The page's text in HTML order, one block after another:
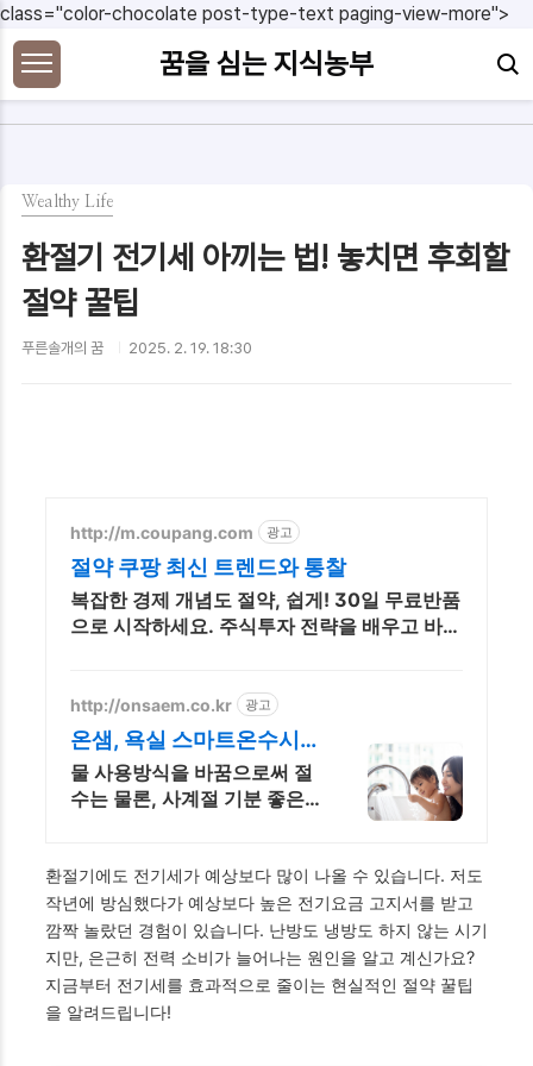
class="color-chocolate post-type-text paging-view-more">
본문 바로가기
꿈을 심는 지식농부
Wealthy Life
환절기 전기세 아끼는 법! 놓치면 후회할
절약 꿀팁
푸른솔개의 꿈 2025. 2. 19. 18:30
http://m.coupang.com 광고
절약 쿠팡 최신 트렌드와 통찰
복잡한 경제 개념도 절약, 쉽게! 30일 무료반품
으로 시작하세요. 주식투자 전략을 배우고 바로
http://onsaem.co.kr 광고
온샘, 욕실 스마트온수시
스템
물 사용방식을 바꿈으로써 절
수는 물론, 사계절 기분 좋은
환절기에도 전기세가 예상보다 많이 나올 수 있습니다. 저도
작년에 방심했다가 예상보다 높은 전기요금 고지서를 받고
깜짝 놀랐던 경험이 있습니다. 난방도 냉방도 하지 않는 시기
지만, 은근히 전력 소비가 늘어나는 원인을 알고 계신가요?
지금부터 전기세를 효과적으로 줄이는 현실적인 절약 꿀팁
을 알려드립니다!